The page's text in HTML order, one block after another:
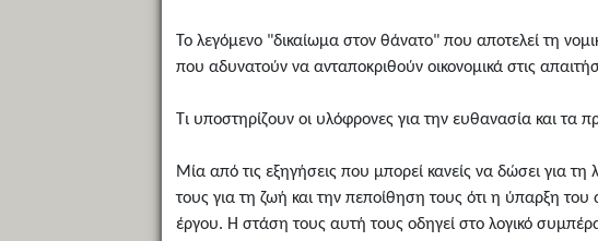
Το λεγόμενο "δικαίωμα στον θάνατο" που αποτελεί τη
που αδυνατούν να ανταποκριθούν οικονομικά στις
Τι υποστηρίζουν οι υλόφρονες για την ευθανασία και
Μία από τις εξηγήσεις που μπορεί κανείς να δώσει για
τους για τη ζωή και την πεποίθηση τους ότι η ύπαρξη
έργου. Η στάση τους αυτή τους οδηγεί στο λογικό